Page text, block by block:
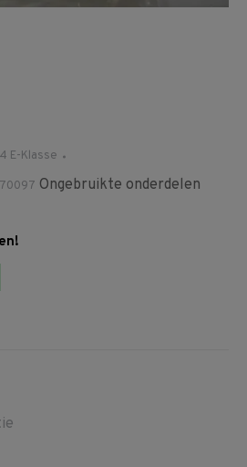
E-Klasse
Ongebruikte onderdelen